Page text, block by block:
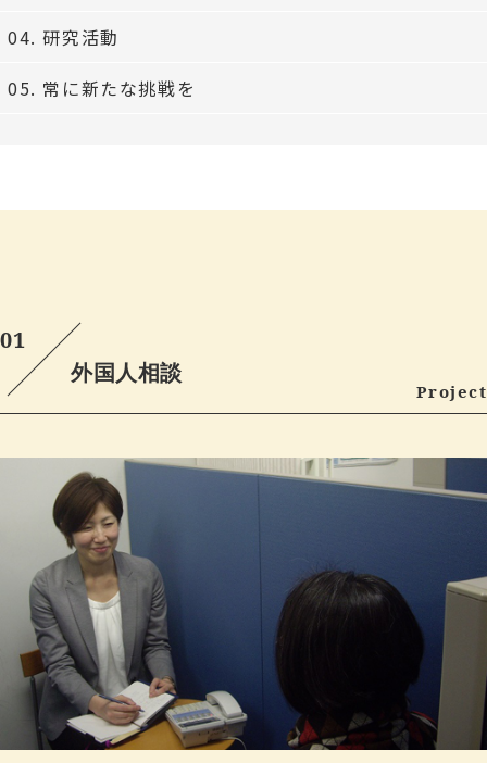
04. 研究活動
05. 常に新たな挑戦を
01
外国人相談
Project